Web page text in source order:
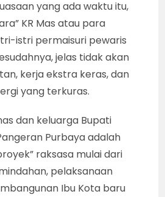
yang ada waktu itu,
KR Mas atau para
istri permaisuri pewaris
jelas tidak akan
kerja ekstra keras, dan
yang terkuras.
dan keluarga Bupati
Purbaya adalah
raksasa mulai dari
pelaksanaan
Ibu Kota baru